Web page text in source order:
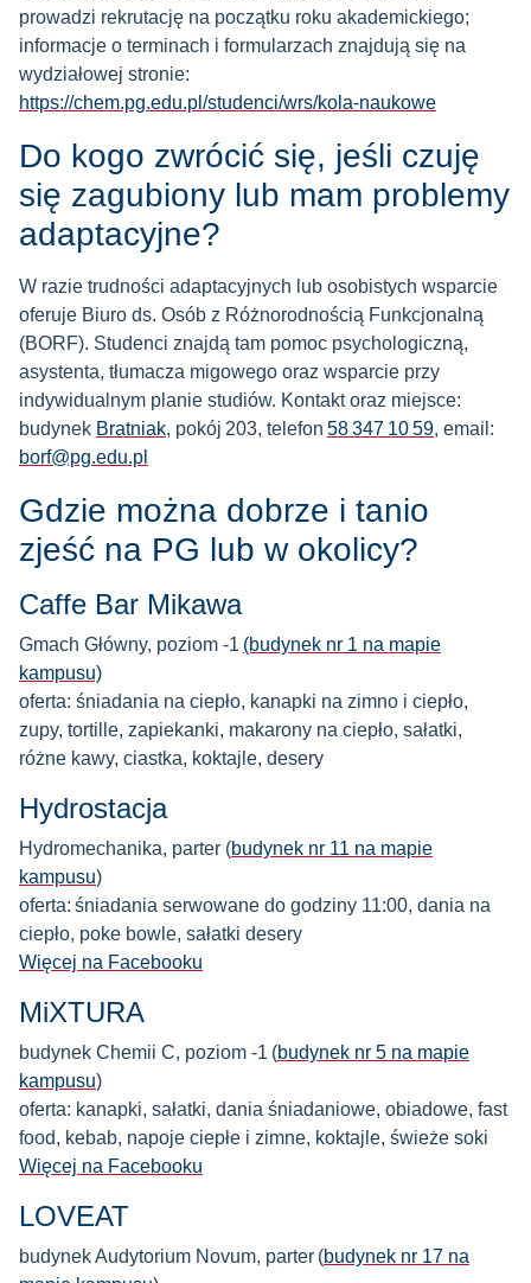
prowadzi rekrutację na początku roku akademickiego;
informacje o terminach i formularzach znajdują się na
wydziałowej stronie:
https://chem.pg.edu.pl/studenci/wrs/kola-naukowe
Do kogo zwrócić się, jeśli czuję
się zagubiony lub mam problemy
adaptacyjne?
W razie trudności adaptacyjnych lub osobistych wsparcie
oferuje Biuro ds. Osób z Różnorodnością Funkcjonalną
(BORF). Studenci znajdą tam pomoc psychologiczną,
asystenta, tłumacza migowego oraz wsparcie przy
indywidualnym planie studiów. Kontakt oraz miejsce:
budynek Bratniak, pokój 203, telefon 58 347 10 59, email:
borf@pg.edu.pl
Gdzie można dobrze i tanio
zjeść na PG lub w okolicy?
Caffe Bar Mikawa
Gmach Główny, poziom -1 (budynek nr 1 na mapie
kampusu)
oferta: śniadania na ciepło, kanapki na zimno i ciepło,
zupy, tortille, zapiekanki, makarony na ciepło, sałatki,
różne kawy, ciastka, koktajle, desery
Hydrostacja
Hydromechanika, parter (budynek nr 11 na mapie
kampusu)
oferta: śniadania serwowane do godziny 11:00, dania na
ciepło, poke bowle, sałatki desery
Więcej na Facebooku
MiXTURA
budynek Chemii C, poziom -1 (budynek nr 5 na mapie
kampusu)
oferta: kanapki, sałatki, dania śniadaniowe, obiadowe, fast
food, kebab, napoje ciepłe i zimne, koktajle, świeże soki
Więcej na Facebooku
LOVEAT
budynek Audytorium Novum, parter (budynek nr 17 na